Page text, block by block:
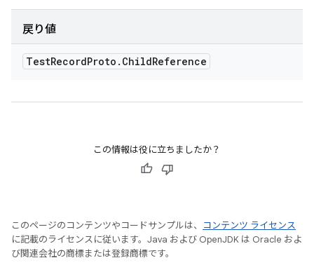
戻り値
TestRecordProto . ChildReference
この情報は役に立ちましたか？
このページのコンテンツやコードサンプルは、
コンテンツ ライセンス
に記載のライセンスに従います。Java および OpenJDK は Oracle およ
び関連会社の商標または登録商標です。